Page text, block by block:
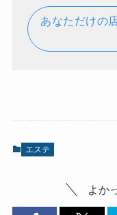
あなただけの
エステ
よか